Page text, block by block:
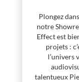
Plongez
notre
Effect est
projets :
l’univers
talentueux